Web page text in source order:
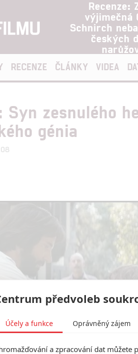
Recenze:
výjimečná
Schnirch
českých
RECENZE ČLÁNKY VIDEA
Syn zesnulého
génia
předvoleb
Účely a funkce Oprávněný zájem
a zpracování dat